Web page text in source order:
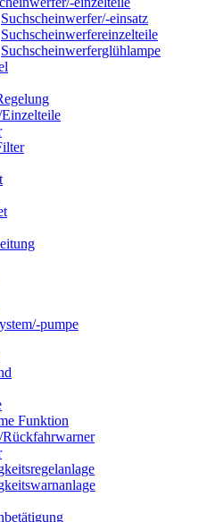
Suchscheinwerfer/-einsatz
Suchscheinwerfereinzelteile
Suchscheinwerferglühlampe
pumpe
Funktion